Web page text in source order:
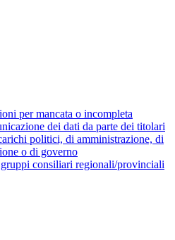
per mancata o incompleta
dei dati da parte dei titolari
politici, di amministrazione, di
o di governo
consiliari regionali/provinciali